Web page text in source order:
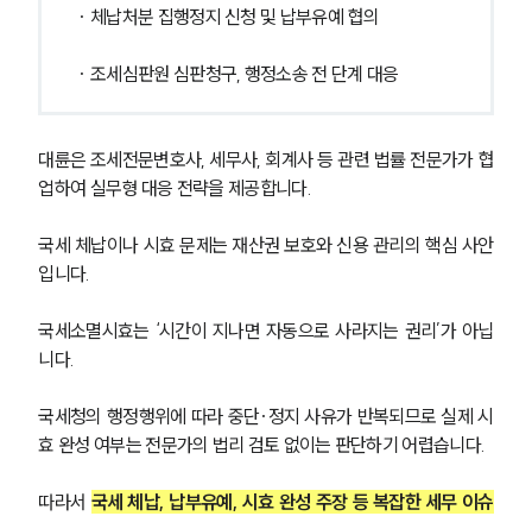
· 체납처분 집행정지 신청 및 납부유예 협의
· 조세심판원 심판청구, 행정소송 전 단계 대응
대륜은 조세전문변호사, 세무사, 회계사 등 관련 법률 전문가가 협
업하여 실무형 대응 전략을 제공합니다.
국세 체납이나 시효 문제는 재산권 보호와 신용 관리의 핵심 사안
입니다.
국세소멸시효는 ‘시간이 지나면 자동으로 사라지는 권리’가 아닙
니다.
국세청의 행정행위에 따라 중단·정지 사유가 반복되므로 실제 시
효 완성 여부는 전문가의 법리 검토 없이는 판단하기 어렵습니다.
따라서 국세 체납, 납부유예, 시효 완성 주장 등 복잡한 세무 이슈